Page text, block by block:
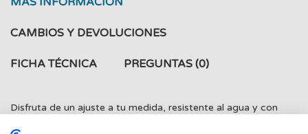
CAMBIOS Y DEVOLUCIONES
FICHA TÉCNICA PREGUNTAS (0)
Disfruta de un ajuste a tu medida, resistente al agua y con